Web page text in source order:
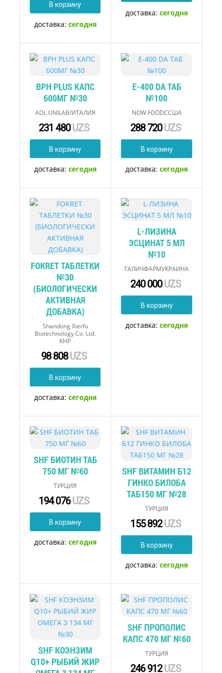
В корзину
доставка: сегодня
доставка:сегодня
BPH PLUS КАПС
600МГ №30
ADL UNILAB/ИТАЛИЯ
231 480UZS
В корзину
доставка: сегодня
E-400 DA ТАБ
№100
NOW FOODCСША
288 720UZS
В корзину
доставка:сегодня
FOKRET ТАБЛЕТКИ
№30
(БИОЛОГИЧЕСКИ
АКТИВНАЯ
ДОБАВКА)
Shandong Xierfu
Biotechnology Co. Ltd.
KHP
98 808UZS
В корзину
доставка: сегодня
L-ЛИЗИНА
ЭСЦИНАТ 5 МЛ
№10
ГАЛИЧФАРМУКРАИНА
240 000UZS
В корзину
доставка:сегодня
SHF БИОТИН ТАБ
750 МГ №60
ТУРЦИЯ
194 076UZS
В корзину
доставка: сегодня
SHF ВИТАМИН Б12
ГИНКО БИЛОБА
ТАБ150 МГ №28
ТУРЦИЯ
155 892UZS
В корзину
доставка:сегодня
SHF КОЭНЗИМ
Q10+ РЫБИЙ ЖИР
SHF ПРОПОЛИС
КАПС 470 МГ №60
ТУРЦИЯ
246 912UZS